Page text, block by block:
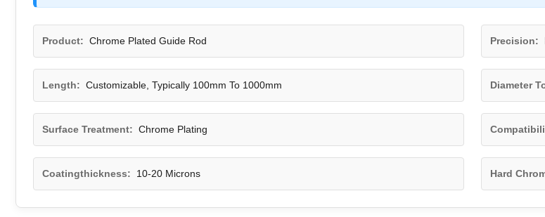
Product: Chrome Plated Guide Rod Precision:
Length: Customizable, Typically 100mm To 1000mm Diameter
Surface Treatment: Chrome Plating
Coatingthickness: 10-20 Microns Hard